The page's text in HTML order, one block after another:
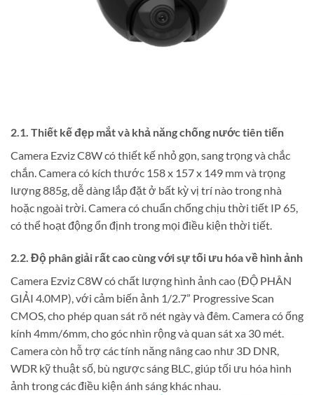
2.1. Thiết kế đẹp mắt và khả năng chống nước tiên tiến
Camera Ezviz C8W có thiết kế nhỏ gọn, sang trọng và chắc
chắn. Camera có kích thước 158 x 157 x 149 mm và trọng
lượng 885g, dễ dàng lắp đặt ở bất kỳ vị trí nào trong nhà
hoặc ngoài trời. Camera có chuẩn chống chịu thời tiết IP 65,
có thể hoạt động ổn định trong mọi điều kiện thời tiết.
2.2. Độ phân giải rất cao cùng với sự tối ưu hóa về hình ảnh
Camera Ezviz C8W có chất lượng hình ảnh cao (ĐỘ PHÂN
GIẢI 4.0MP), với cảm biến ảnh 1/2.7” Progressive Scan
CMOS, cho phép quan sát rõ nét ngày và đêm. Camera có ống
kính 4mm/6mm, cho góc nhìn rộng và quan sát xa 30 mét.
Camera còn hỗ trợ các tính năng nâng cao như 3D DNR,
WDR kỹ thuật số, bù ngược sáng BLC, giúp tối ưu hóa hình
ảnh trong các điều kiện ánh sáng khác nhau.